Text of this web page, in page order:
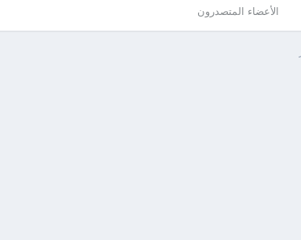
الأعضاء المتصدرون